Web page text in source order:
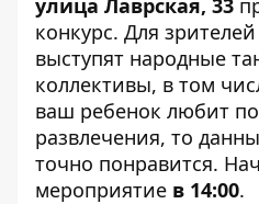
конкурс. Для
выступят народные
коллективы, в том
ваш ребенок любит
развлечения, то
точно понравится.
мероприятие в 14:00.